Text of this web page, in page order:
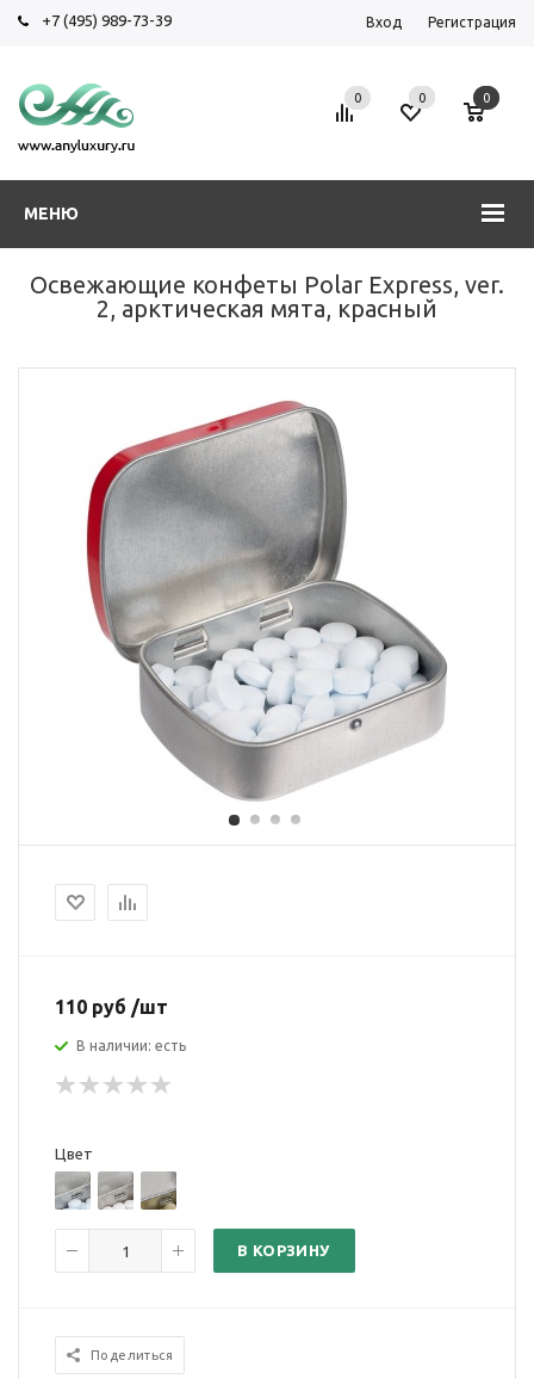
+7 (495) 989-73-39 Вход Регистрация
МЕНЮ
0 0 0
Освежающие конфеты Polar Express, ver.
2, арктическая мята, красный
110 руб /шт
В наличии: есть
Цвет
В КОРЗИНУ
Поделиться